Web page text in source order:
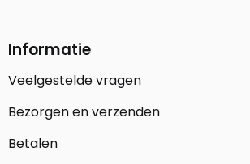
Informatie
Veelgestelde vragen
Bezorgen en verzenden
Betalen